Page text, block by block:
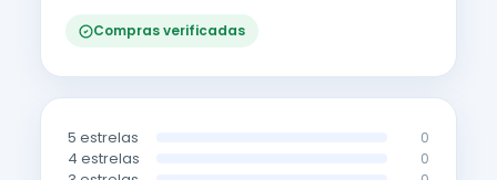
Compras verificadas
5 estrelas 0
4 estrelas 0